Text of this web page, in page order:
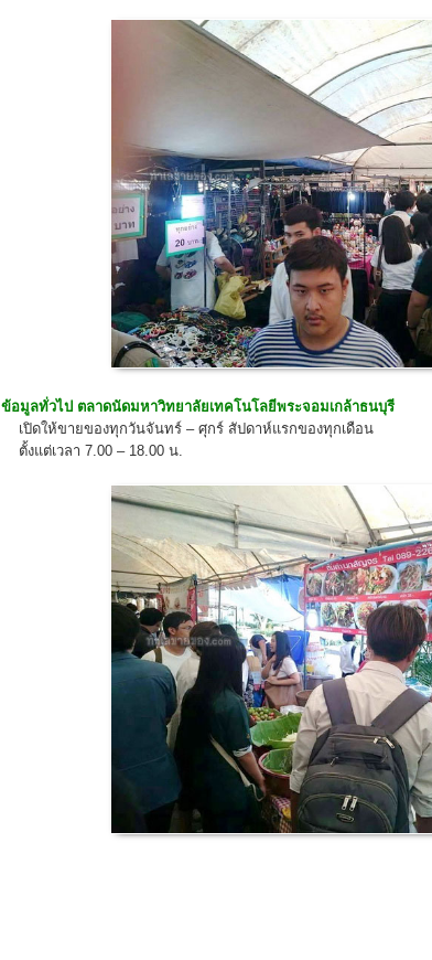
ข้อมูลทั่วไป ตลาดนัดมหาวิทยาลัยเทคโนโลยีพระจอมเกล้าธนบุรี
เปิดให้ขายของทุกวันจันทร์ – ศุกร์ สัปดาห์แรกของทุกเดือน
ตั้งแต่เวลา 7.00 – 18.00 น.